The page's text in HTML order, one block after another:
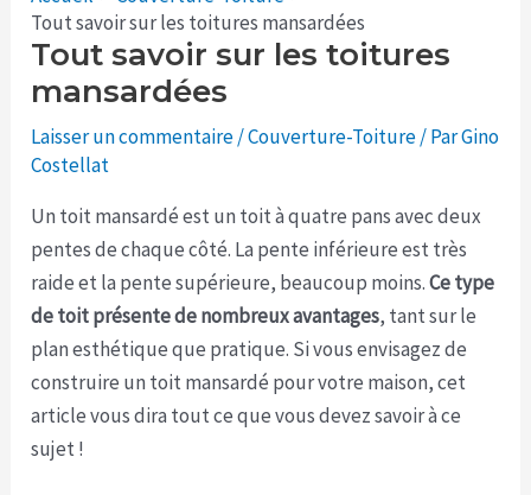
Tout savoir sur les toitures mansardées
Tout savoir sur les toitures
mansardées
Laisser un commentaire/Couverture-Toiture/ ParGino
Costellat
Un toit mansardé est un toit à quatre pans avec deux
pentes de chaque côté. La pente inférieure est très
raide et la pente supérieure, beaucoup moins.Ce type
de toit présente de nombreux avantages, tant sur le
plan esthétique que pratique. Si vous envisagez de
construire un toit mansardé pour votre maison, cet
article vous dira tout ce que vous devez savoir à ce
sujet !